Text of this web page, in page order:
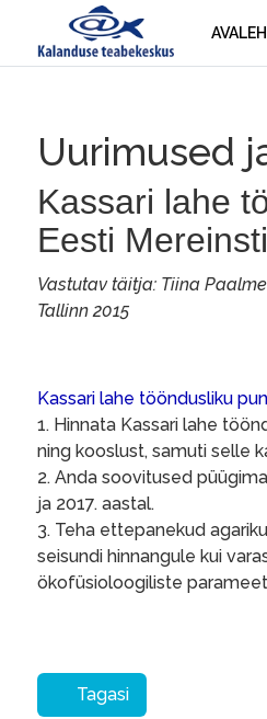
Uurimused
Kassari lahe
Eesti
Vastutav täitja: Tiina Paalme
Tallinn 2015
Kassari lahe tööndusliku
1. Hinnata Kassari lahe
ning kooslust, samuti selle
2. Anda soovitused
ja 2017. aastal.
3. Teha ettepanekud
seisundi hinnangule kui
ökofüsioloogiliste
Tagasi